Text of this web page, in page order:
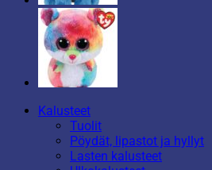
Kalusteet
Tuolit
Pöydät, lipastot ja hyllyt
Lasten kalusteet